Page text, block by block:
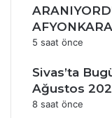
5 saat önce
Sivas’ta
Ağustos
8 saat önce